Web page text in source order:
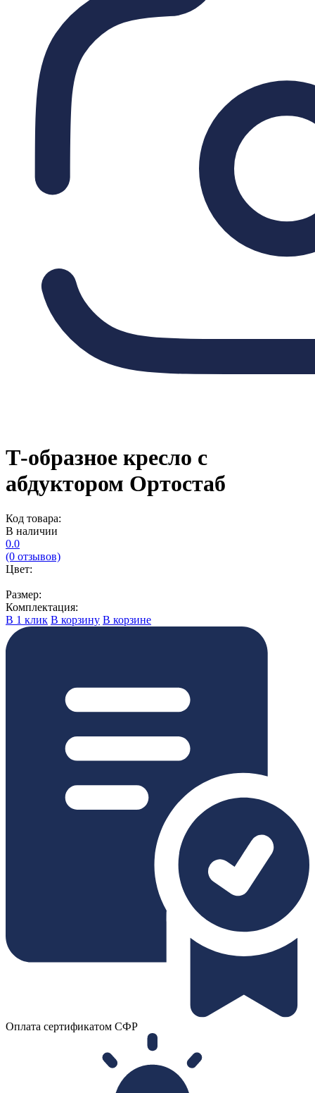
Т-образное кресло с
абдуктором Ортостаб
Код товара:
В наличии
0.0
(0 отзывов)
Цвет:
Размер:
Комплектация:
В 1 клик В корзину В корзине
Оплата сертификатом СФР